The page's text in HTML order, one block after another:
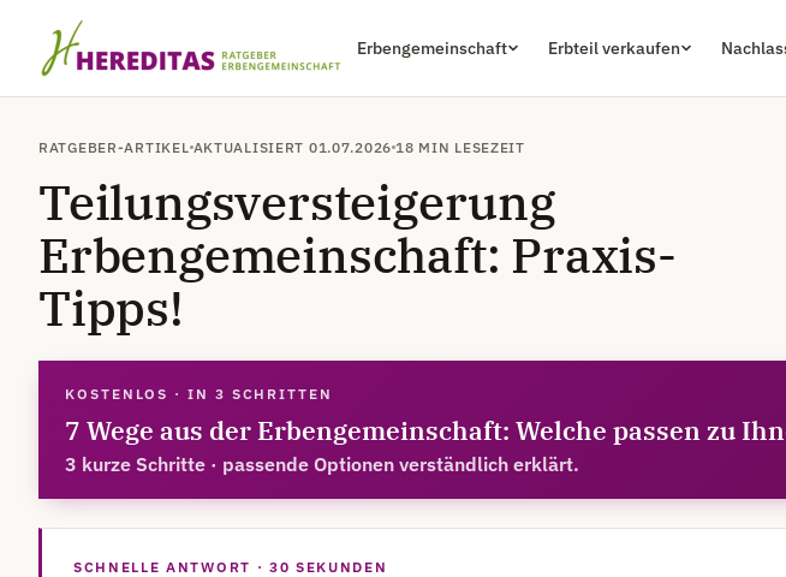
Erbengemeinschaft Erbteil verkaufen
RATGEBER-ARTIKEL AKTUALISIERT 01.07.2026 18 MIN LESEZEIT
Teilungsversteigerung
Erbengemeinschaft: Praxis-
Tipps!
KOSTENLOS · IN 3 SCHRITTEN
7 Wege aus der Erbengemeinschaft: Welche passen zu
3 kurze Schritte · passende Optionen verständlich erklärt.
SCHNELLE ANTWORT · 30 SEKUNDEN